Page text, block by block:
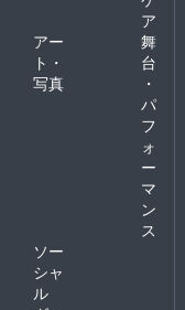
ア
アー
ト・
写真
舞
台
・
パ
フ
ォ
ー
マ
ン
ス
ソー
シャ
ル